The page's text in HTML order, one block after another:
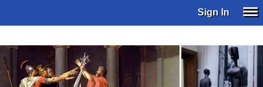
Sign In